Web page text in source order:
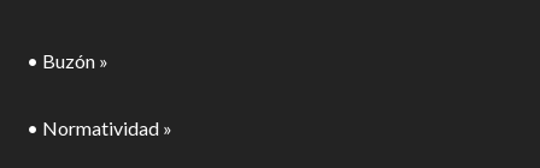
• Buzón »
• Normatividad »